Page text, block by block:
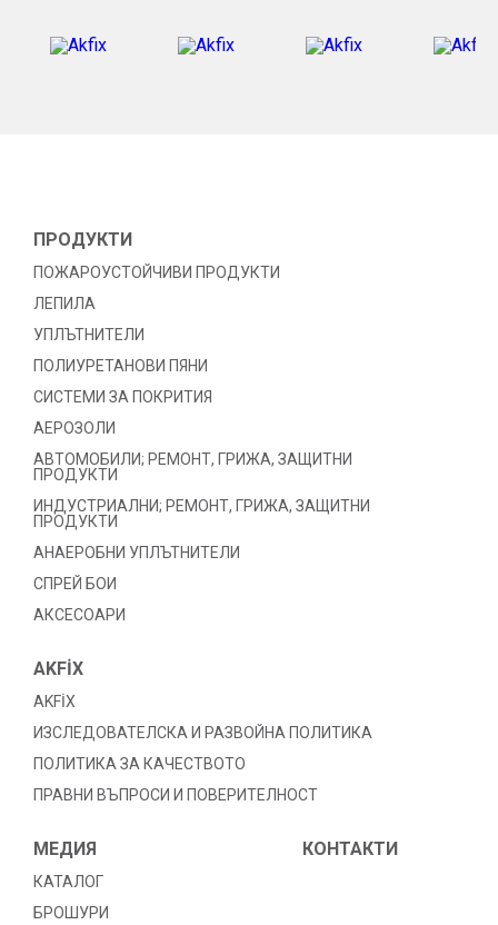
ПРОДУКТИ
ПОЖАРОУСТОЙЧИВИ ПРОДУКТИ
ЛЕПИЛА
УПЛЪТНИТЕЛИ
ПОЛИУРЕТАНОВИ ПЯНИ
СИСТЕМИ ЗА ПОКРИТИЯ
АЕРОЗОЛИ
АВТОМОБИЛИ; РЕМОНТ, ГРИЖА, ЗАЩИТНИ
ПРОДУКТИ
ИНДУСТРИАЛНИ; РЕМОНТ, ГРИЖА, ЗАЩИТНИ
ПРОДУКТИ
АНАЕРОБНИ УПЛЪТНИТЕЛИ
СПРЕЙ БОИ
АКСЕСОАРИ
AKFİX
AKFİX
ИЗСЛЕДОВАТЕЛСКА И РАЗВОЙНА ПОЛИТИКА
ПОЛИТИКА ЗА КАЧЕСТВОТО
ПРАВНИ ВЪПРОСИ И ПОВЕРИТЕЛНОСТ
МЕДИЯ
КАТАЛОГ
БРОШУРИ
КОНТАКТИ